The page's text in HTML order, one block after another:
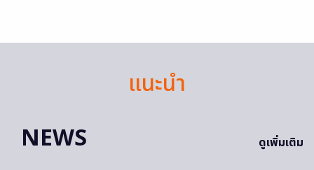
แนะนำ
NEWS
ดูเพิ่มเติม